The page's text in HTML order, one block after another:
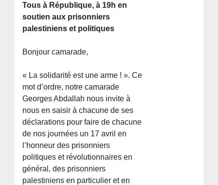
Tous à République, à 19h en
soutien aux prisonniers
palestiniens et politiques
Bonjour camarade,
« La solidarité est une arme ! ». Ce
mot d’ordre, notre camarade
Georges Abdallah nous invite à
nous en saisir à chacune de ses
déclarations pour faire de chacune
de nos journées un 17 avril en
l’honneur des prisonniers
politiques et révolutionnaires en
général, des prisonniers
palestiniens en particulier et en